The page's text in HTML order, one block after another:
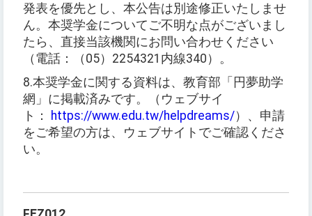
発表を優先とし、本公告は別途修正いたしませ
ん。本奨学金についてご不明な点がございまし
たら、直接当該機関にお問い合わせください
（電話：（ 05） 2254321 内線340 ）。
8.本奨学金に関する資料は、教育部「円夢助学
網」に掲載済みです。
（ ウェブサイ
ト：
https://www.edu.tw/helpdreams/） 、申請
をご希望の方は、ウェブサイトでご確認くださ
い。